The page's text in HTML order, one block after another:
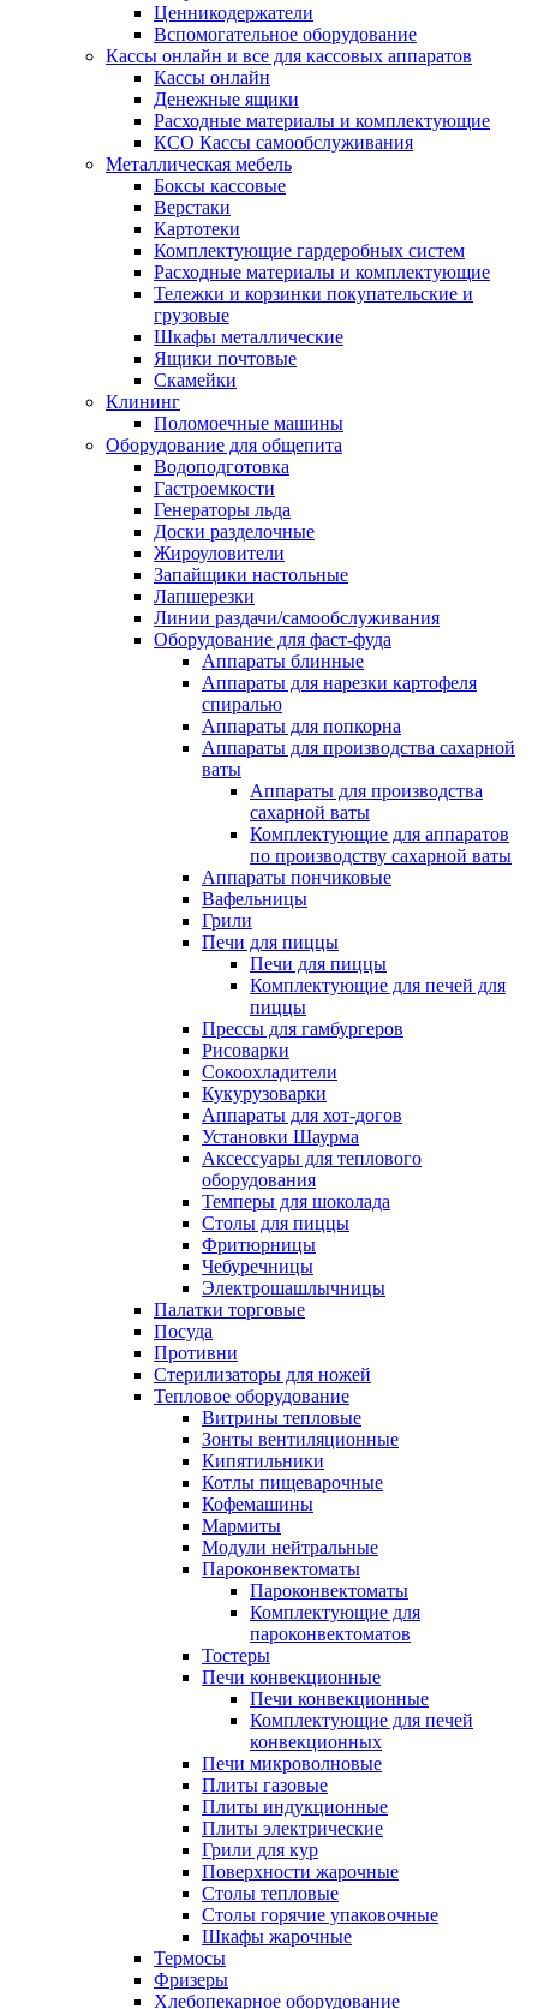
Ценникодержатели
Вспомогательное оборудование
Кассы онлайн и все для кассовых аппаратов
Кассы онлайн
Денежные ящики
Расходные материалы и комплектующие
КСО Кассы самообслуживания
Металлическая мебель
Боксы кассовые
Верстаки
Картотеки
Комплектующие гардеробных систем
Расходные материалы и комплектующие
Тележки и корзинки покупательские и
грузовые
Шкафы металлические
Ящики почтовые
Скамейки
Клининг
Поломоечные машины
Оборудование для общепита
Водоподготовка
Гастроемкости
Генераторы льда
Доски разделочные
Жироуловители
Запайщики настольные
Лапшерезки
Линии раздачи/самообслуживания
Оборудование для фаст-фуда
Аппараты блинные
Аппараты для нарезки картофеля
спиралью
Аппараты для попкорна
Аппараты для производства сахарной
ваты
Аппараты для производства
сахарной ваты
Комплектующие для аппаратов
по производству сахарной ваты
Аппараты пончиковые
Вафельницы
Грили
Печи для пиццы
Печи для пиццы
Комплектующие для печей для
пиццы
Прессы для гамбургеров
Рисоварки
Сокоохладители
Кукурузоварки
Аппараты для хот-догов
Установки Шаурма
Аксессуары для теплового
оборудования
Темперы для шоколада
Столы для пиццы
Фритюрницы
Чебуречницы
Электрошашлычницы
Палатки торговые
Посуда
Противни
Стерилизаторы для ножей
Тепловое оборудование
Витрины тепловые
Зонты вентиляционные
Кипятильники
Котлы пищеварочные
Кофемашины
Мармиты
Модули нейтральные
Пароконвектоматы
Пароконвектоматы
Комплектующие для
пароконвектоматов
Тостеры
Печи конвекционные
Печи конвекционные
Комплектующие для печей
конвекционных
Печи микроволновые
Плиты газовые
Плиты индукционные
Плиты электрические
Грили для кур
Поверхности жарочные
Столы тепловые
Столы горячие упаковочные
Шкафы жарочные
Термосы
Фризеры
Хлебопекарное оборудование